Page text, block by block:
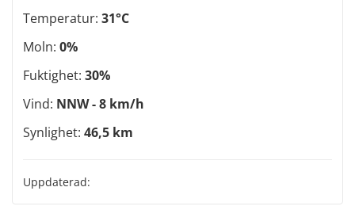
Temperatur: 31°C
Moln: 0%
Fuktighet: 30%
Vind: NNW - 8 km/h
Synlighet: 46,5 km
Uppdaterad: